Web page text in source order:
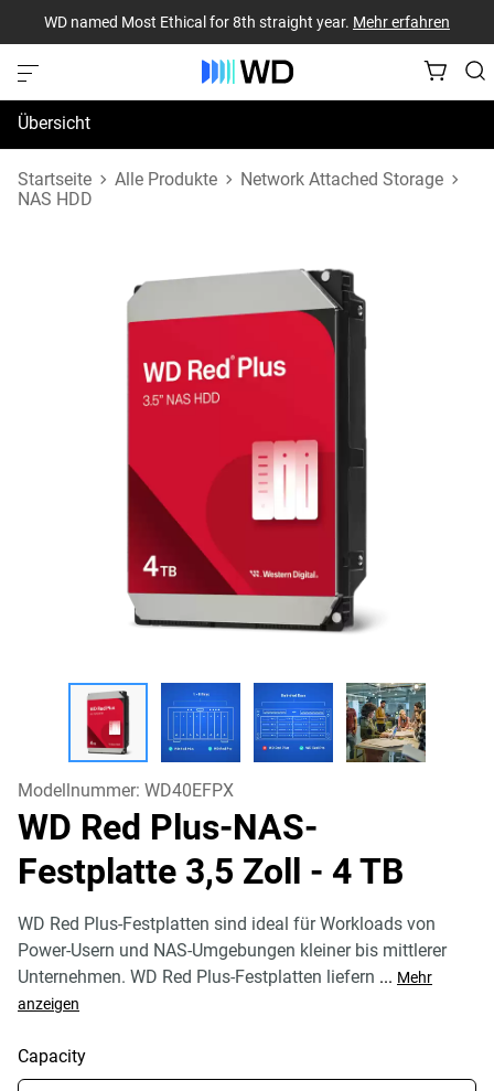
WD named Most Ethical for 8th straight year. Mehr erfahren
Übersicht
Technische Daten
Startseite Alle Produkte
Network Attached Storage
NAS HDD
Modellnummer: WD40EFPX
WD Red Plus-NAS-
Festplatte 3,5 Zoll - 4 TB
WD Red Plus-Festplatten sind ideal für Workloads von
Power-Usern und NAS-Umgebungen kleiner bis mittlerer
Unternehmen. WD Red Plus-Festplatten liefern ... Mehr
anzeigen
Capacity